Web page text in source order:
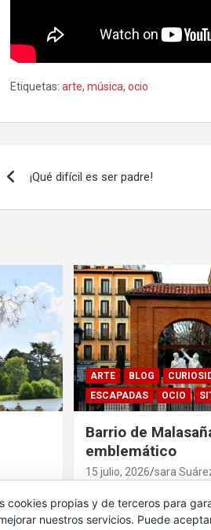
Etiquetas: arte,música,ocio
de
¡Qué difícil es ser padre!
ARTE BLOG
ESCAPADAS
OCIO
Barrio de
emblemático
15 julio, 2026 sara
cookies propias y de terceros para
nuestros servicios. Puede